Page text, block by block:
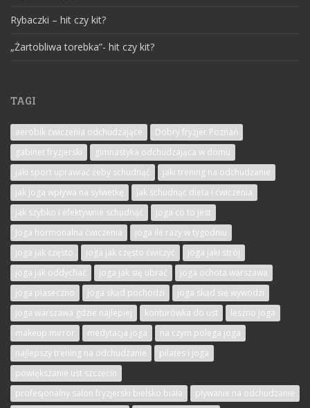
Rybaczki – hit czy kit?
„Żartobliwa torebka”- hit czy kit?
TAGI
aerobik ćwiczenia odchudzające
Dobry fryzjer Poznań
gabinet fryzjerski
gimnastyka odchudzająca w domu
jaki sport uprawiać żeby schudnąć
jaki trening na odchudzanie
jak joga wpływa na sylwetkę
jak schudnąć dieta i ćwiczenia
jak szybko i efektywnie schudnąć
joga co to jest
Joga hormonalna ćwiczenia
joga ile razy w tygodniu
joga jak często
joga jak często ćwiczyć
joga jaki strój
joga jak oddychać
joga jak się ubrać
joga ochota warszawa
joga piaseczno
joga skąd pochodzi
joga skąd się wywodzi
joga warszawa gdzie najlepiej
konturówka do ust
leszno joga
makeup mirror
medytacja joga
na czym polega joga
najlepszy trening na odchudzanie
pilates i joga
powiększanie ust szczecin
profesjonalny salon fryzjerski bielsko biała
pływanie na odchudzanie